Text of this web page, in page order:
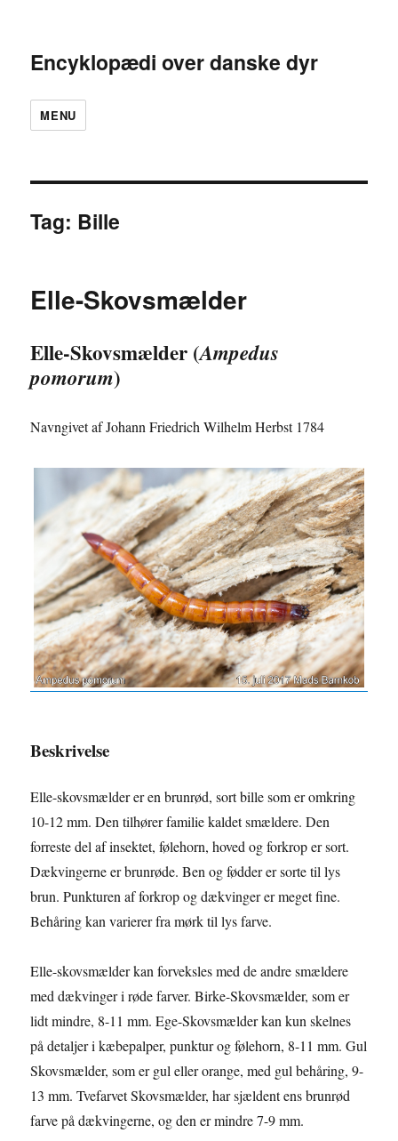
Encyklopædi over danske dyr
MENU
Tag: Bille
Elle-Skovsmælder
Elle-Skovsmælder (Ampedus
pomorum)
Navngivet af Johann Friedrich Wilhelm Herbst 1784
Beskrivelse
Elle-skovsmælder er en brunrød, sort bille som er omkring
10-12 mm. Den tilhører familie kaldet smældere. Den
forreste del af insektet, følehorn, hoved og forkrop er sort.
Dækvingerne er brunrøde. Ben og fødder er sorte til lys
brun. Punkturen af forkrop og dækvinger er meget fine.
Behåring kan varierer fra mørk til lys farve.
Elle-skovsmælder kan forveksles med de andre smældere
med dækvinger i røde farver. Birke-Skovsmælder, som er
lidt mindre, 8-11 mm. Ege-Skovsmælder kan kun skelnes
på detaljer i kæbepalper, punktur og følehorn, 8-11 mm. Gul
Skovsmælder, som er gul eller orange, med gul behåring, 9-
13 mm. Tvefarvet Skovsmælder, har sjældent ens brunrød
farve på dækvingerne, og den er mindre 7-9 mm.